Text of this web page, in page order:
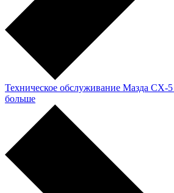
Техническое обслуживание Мазда CX-
больше